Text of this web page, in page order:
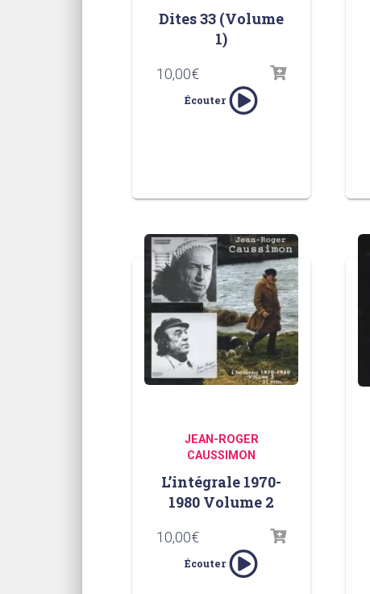
Dites 33 (Volume
1)
10,00€
Écouter
JEAN-ROGER
CAUSSIMON
L’intégrale 1970-
1980 Volume 2
10,00€
Écouter